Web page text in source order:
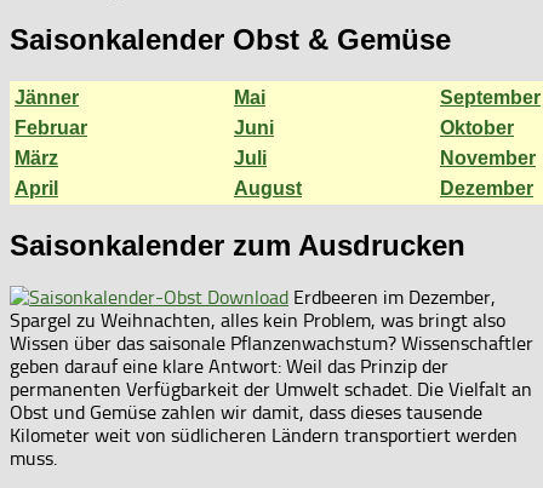
Saisonkalender Obst & Gemüse
Jänner Mai
September
Februar
Juni
Oktober
März
Juli
November
April
August Dezember
Saisonkalender zum Ausdrucken
Erdbeeren im Dezember,
Spargel zu Weihnachten, alles kein Problem, was bringt also
Wissen über das saisonale Pflanzenwachstum? Wissenschaftler
geben darauf eine klare Antwort: Weil das Prinzip der
permanenten Verfügbarkeit der Umwelt schadet. Die Vielfalt an
Obst und Gemüse zahlen wir damit, dass dieses tausende
Kilometer weit von südlicheren Ländern transportiert werden
muss.